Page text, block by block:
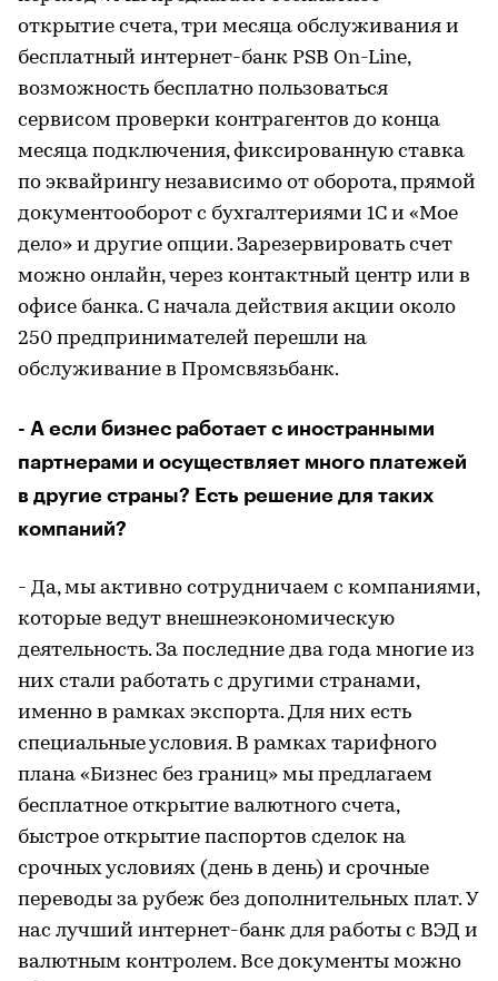
открытие счета, три месяца обслуживания и
бесплатный интернет-банк PSB On-Line,
возможность бесплатно пользоваться
сервисом проверки контрагентов до конца
месяца подключения, фиксированную ставка
по эквайрингу независимо от оборота, прямой
документооборот с бухгалтериями 1С и «Мое
дело» и другие опции. Зарезервировать счет
можно онлайн, через контактный центр или в
офисе банка. С начала действия акции около
250 предпринимателей перешли на
обслуживание в Промсвязьбанк.
- А если бизнес работает с иностранными
партнерами и осуществляет много платежей
в другие страны? Есть решение для таких
компаний?
- Да, мы активно сотрудничаем с компаниями,
которые ведут внешнеэкономическую
деятельность. За последние два года многие из
них стали работать с другими странами,
именно в рамках экспорта. Для них есть
специальные условия. В рамках тарифного
плана «Бизнес без границ» мы предлагаем
бесплатное открытие валютного счета,
быстрое открытие паспортов сделок на
срочных условиях (день в день) и срочные
переводы за рубеж без дополнительных плат. У
нас лучший интернет-банк для работы с ВЭД и
валютным контролем. Все документы можно